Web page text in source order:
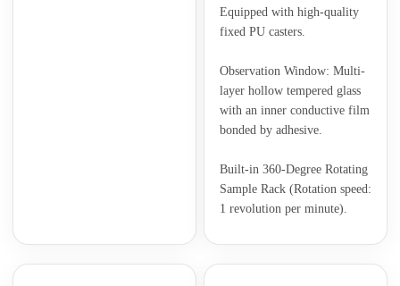
Equipped with high-quality
fixed PU casters.
Observation Window: Multi-
layer hollow tempered glass
with an inner conductive film
bonded by adhesive.
Built-in 360-Degree Rotating
Sample Rack (Rotation speed:
1 revolution per minute).